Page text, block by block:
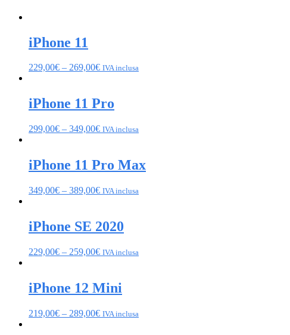
iPhone 11
229,00€ – 269,00€ IVA inclusa
iPhone 11 Pro
299,00€ – 349,00€ IVA inclusa
iPhone 11 Pro Max
349,00€ – 389,00€ IVA inclusa
iPhone SE 2020
229,00€ – 259,00€ IVA inclusa
iPhone 12 Mini
219,00€ – 289,00€ IVA inclusa